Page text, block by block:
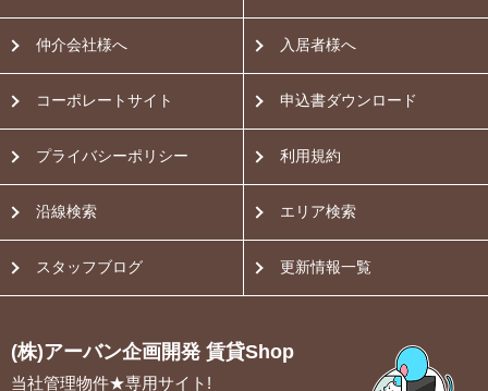
仲介会社様へ 入居者様へ
コーポレートサイト 申込書ダウンロード
プライバシーポリシー 利用規約
沿線検索 エリア検索
スタッフブログ 更新情報一覧
(株)アーバン企画開発 賃貸Shop
当社管理物件★専用サイト!